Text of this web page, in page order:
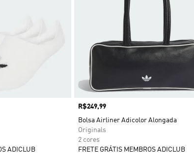
ADICLUB
Preço
R$249,99
Bolsa Airliner Adicolor Alongada
Originals
2 cores
FRETE GRÁTIS MEMBROS ADICLUB